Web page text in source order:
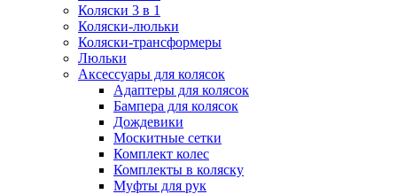
Коляски 3 в 1
Коляски-люльки
Коляски-трансформеры
Люльки
Аксессуары для колясок
Адаптеры для колясок
Бампера для колясок
Дождевики
Москитные сетки
Комплект колес
Комплекты в коляску
Муфты для рук